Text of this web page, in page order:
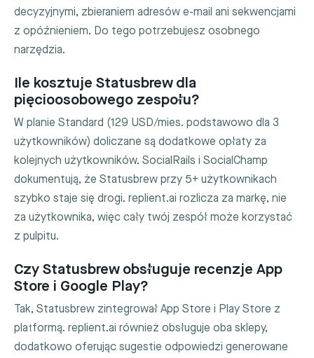
decyzyjnymi, zbieraniem adresów e-mail ani sekwencjami
z opóźnieniem. Do tego potrzebujesz osobnego
narzędzia.
Ile kosztuje Statusbrew dla
pięcioosobowego zespołu?
W planie Standard (129 USD/mies. podstawowo dla 3
użytkowników) doliczane są dodatkowe opłaty za
kolejnych użytkowników. SocialRails i SocialChamp
dokumentują, że Statusbrew przy 5+ użytkownikach
szybko staje się drogi. replient.ai rozlicza za markę, nie
za użytkownika, więc cały twój zespół może korzystać
z pulpitu.
Czy Statusbrew obsługuje recenzje App
Store i Google Play?
Tak, Statusbrew zintegrował App Store i Play Store z
platformą. replient.ai również obsługuje oba sklepy,
dodatkowo oferując sugestie odpowiedzi generowane